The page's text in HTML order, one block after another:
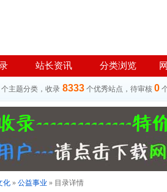
站长资讯 分类浏览
个主题分类，收录 8333 个优秀站点，待审核 0
化 » 公益事业 » 目录详情